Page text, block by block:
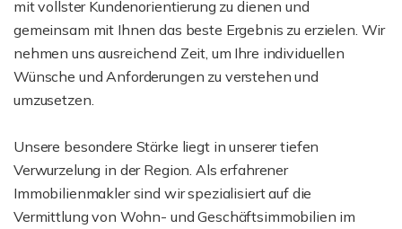
mit vollster Kundenorientierung zu dienen und
gemeinsam mit Ihnen das beste Ergebnis zu erzielen. Wir
nehmen uns ausreichend Zeit, um Ihre individuellen
Wünsche und Anforderungen zu verstehen und
umzusetzen.
Unsere besondere Stärke liegt in unserer tiefen
Verwurzelung in der Region. Als erfahrener
Immobilienmakler sind wir spezialisiert auf die
Vermittlung von Wohn- und Geschäftsimmobilien im